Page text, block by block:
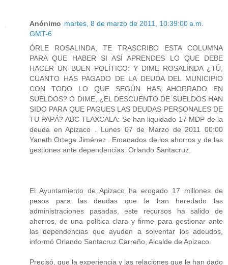
Anónimo martes, 8 de marzo de 2011, 10:39:00 a.m.
GMT-6
ÓRLE ROSALINDA, TE TRASCRIBO ESTA COLUMNA
PARA QUE HABER SI ASÍ APRENDES LO QUE DEBE
HACER UN BUEN POLÍTICO: Y DIME ROSALINDA ¿TÚ,
CUANTO HAS PAGADO DE LA DEUDA DEL MUNICIPIO
CON TODO LO QUE SEGÚN HAS AHORRADO EN
SUELDOS? O DIME, ¿EL DESCUENTO DE SUELDOS HAN
SIDO PARA QUE PAGUES LAS DEUDAS PERSONALES DE
TU PAPÁ? ABC TLAXCALA: Se han liquidado 17 MDP de la
deuda en Apizaco . Lunes 07 de Marzo de 2011 00:00
Yaneth Ortega Jiménez . Emanados de los ahorros y de las
gestiones ante dependencias: Orlando Santacruz.
El Ayuntamiento de Apizaco ha erogado 17 millones de
pesos para las deudas que le han heredado las
administraciones pasadas, este recursos ha salido de
ahorros, de una política clara y firme para gestionar ante
las dependencias que ayuden a solventar los adeudos,
informó Orlando Santacruz Carreño, Alcalde de Apizaco.
Precisó, que la experiencia y las relaciones que le han dado